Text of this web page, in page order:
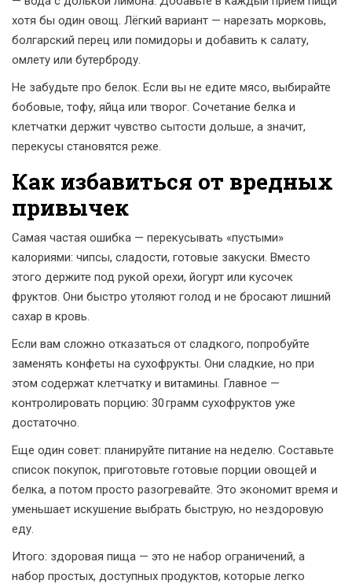
хотя бы один овощ. Лёгкий вариант — нарезать морковь,
болгарский перец или помидоры и добавить к салату,
омлету или бутерброду.
Не забудьте про белок. Если вы не едите мясо, выбирайте
бобовые, тофу, яйца или творог. Сочетание белка и
клетчатки держит чувство сытости дольше, а значит,
перекусы становятся реже.
Как избавиться от вредных
привычек
Самая частая ошибка — перекусывать «пустыми»
калориями: чипсы, сладости, готовые закуски. Вместо
этого держите под рукой орехи, йогурт или кусочек
фруктов. Они быстро утоляют голод и не бросают лишний
сахар в кровь.
Если вам сложно отказаться от сладкого, попробуйте
заменять конфеты на сухофрукты. Они сладкие, но при
этом содержат клетчатку и витамины. Главное —
контролировать порцию: 30 грамм сухофруктов уже
достаточно.
Еще один совет: планируйте питание на неделю. Составьте
список покупок, приготовьте готовые порции овощей и
белка, а потом просто разогревайте. Это экономит время и
уменьшает искушение выбрать быструю, но нездоровую
еду.
Итого: здоровая пища — это не набор ограничений, а
набор простых, доступных продуктов, которые легко